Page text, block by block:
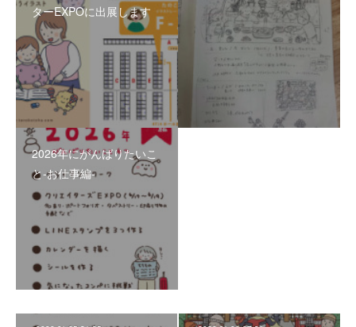
ターEXPOに出展します
2026年にがんばりたいこ
と-お仕事編-